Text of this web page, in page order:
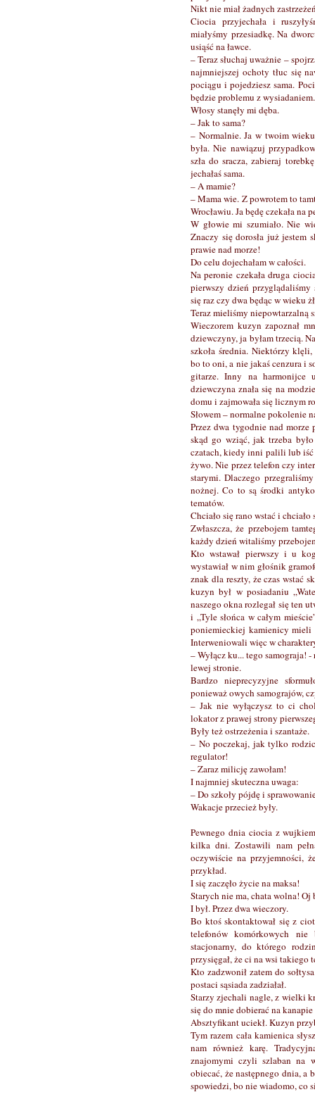
Nikt nie miał żadnych
Ciocia przyjechała i
miałyśmy przesiadkę. Na
usiąść na ławce.
– Teraz słuchaj uważnie –
najmniejszej ochoty tłuc się
pociągu i pojedziesz sama.
będzie problemu z wysiadaniem.
Włosy stanęły mi dęba.
– Jak to sama?
– Normalnie. Ja w twoim
była. Nie nawiązuj
szła do sracza, zabieraj
jechałaś sama.
– A mamie?
– Mama wie. Z powrotem to
Wrocławiu. Ja będę czekała na
W głowie mi szumiało. Nie
Znaczy się dorosła już jestem
prawie nad morze!
Do celu dojechałam w całości.
Na peronie czekała druga
pierwszy dzień
się raz czy dwa będąc w wieku
Teraz mieliśmy niepowtarzalną
Wieczorem kuzyn zapoznał
dziewczyny, ja byłam trzecią.
szkoła średnia. Niektórzy
bo to oni, a nie jakaś cenzura i
gitarze. Inny na harmonijce
dziewczyna znała się na
domu i zajmowała się licznym
Słowem – normalne pokolenie
Przez dwa tygodnie nad morze
skąd go wziąć, jak trzeba
czatach, kiedy inni palili lub iść
żywo. Nie przez telefon czy
starymi. Dlaczego
nożnej. Co to są środki
tematów.
Chciało się rano wstać i chciało
Zwłaszcza, że przebojem
każdy dzień witaliśmy
Kto wstawał pierwszy i u
wystawiał w nim głośnik
znak dla reszty, że czas wstać
kuzyn był w posiadaniu
naszego okna rozlegał się ten
i „Tyle słońca w całym
poniemieckiej kamienicy mieli
Interweniowali więc w
– Wyłącz ku... tego samograja!
lewej stronie.
Bardzo nieprecyzyjne
ponieważ owych samograjów,
– Jak nie wyłączysz to ci
lokator z prawej strony
Były też ostrzeżenia i szantaże.
– No poczekaj, jak tylko
regulator!
– Zaraz milicję zawołam!
I najmniej skuteczna uwaga:
– Do szkoły pójdę i
Wakacje przecież były.
Pewnego dnia ciocia z
kilka dni. Zostawili nam
oczywiście na przyjemności,
przykład.
I się zaczęło życie na maksa!
Starych nie ma, chata wolna! Oj
I był. Przez dwa wieczory.
Bo ktoś skontaktował się z
telefonów komórkowych
stacjonarny, do którego
przysięgał, że ci na wsi takiego
Kto zadzwonił zatem do
postaci sąsiada zadziałał.
Starzy zjechali nagle, z wielki
się do mnie dobierać na
Absztyfikant uciekł. Kuzyn
Tym razem cała kamienica
nam również karę.
znajomymi czyli szlaban na
obiecać, że następnego dnia, a
spowiedzi, bo nie wiadomo, co